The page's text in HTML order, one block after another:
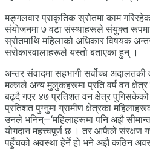
मङ्गलवार प्राकृतिक स्रोतमा काम
संयोजनमा ७ वटा संस्थाहरूले संयुक्त
स्रोतमाथि महिलाको अधिकार विषयक
सरोकारवालाहरूले यस्तो बताएका हुन् ।
अन्तर संवादमा सहभागी सर्वोच्च अदालतकी
मल्लले अन्य मुलुकहरूमा प्रति वर्ष वन
बढ्दै गएर ४७ प्रतिशत वन क्षेत्र
प्रतिशत पुग्नुमा ग्रामीण क्षेत्रका
उनले भनिन्—‘महिलाहरूमा पनि अझै
योगदान महत्त्वपूर्ण छ । तर आफैले संरक्षण
पहुँचको अवस्था हेर्ने हो भने अझै कठिन